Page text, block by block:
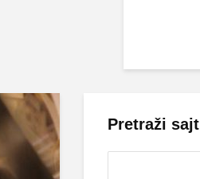
Pretraži sajt